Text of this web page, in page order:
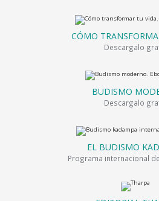
CÓMO
Descargalo
BUDISMO
Descargalo
EL BUDISMO
Programa internacional